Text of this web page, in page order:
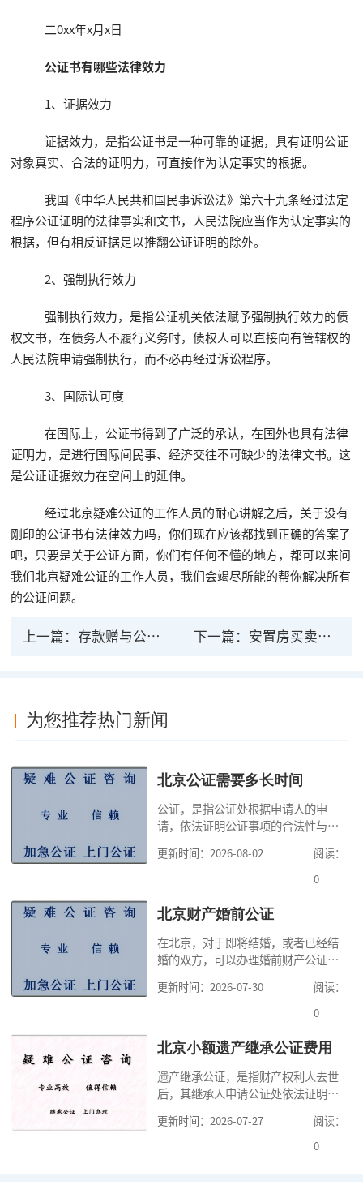
二0xx年x月x日
公证书有哪些法律效力
1、证据效力
证据效力，是指公证书是一种可靠的证据，具有证明公证
对象真实、合法的证明力，可直接作为认定事实的根据。
我国《中华人民共和国民事诉讼法》第六十九条经过法定
程序公证证明的法律事实和文书，人民法院应当作为认定事实的
根据，但有相反证据足以推翻公证证明的除外。
2、强制执行效力
强制执行效力，是指公证机关依法赋予强制执行效力的债
权文书，在债务人不履行义务时，债权人可以直接向有管辖权的
人民法院申请强制执行，而不必再经过诉讼程序。
3、国际认可度
在国际上，公证书得到了广泛的承认，在国外也具有法律
证明力，是进行国际间民事、经济交往不可缺少的法律文书。这
是公证证据效力在空间上的延伸。
经过北京疑难公证的工作人员的耐心讲解之后，关于没有
刚印的公证书有法律效力吗，你们现在应该都找到正确的答案了
吧，只要是关于公证方面，你们有任何不懂的地方，都可以来问
我们北京疑难公证的工作人员，我们会竭尽所能的帮你解决所有
的公证问题。
上一篇：存款赠与公证有法律意义吗？ 下一篇： 安置房买卖公证有法律保护吗 安置房可以过户吗
为您推荐热门新闻
北京公证需要多长时间
公证，是指公证处根据申请人的申
请，依法证明公证事项的合法性与真
高公证事项的效力，固定证据，但是
很多人不知道在北京办理公证需要多
家，办理公证的时候除了需要按照公
道北京公证需要什么材料,北京公证需
要多少钱？北京公
更新时间：2026-08-02
阅读：
0
北京财产婚前公证
在北京，对于即将结婚，或者已经结
婚的双方，可以办理婚前财产公证，
式，可以避免个人财产引发的纠纷，
但是，在北京办理婚前财产公证，除
料外，公证咨询告诉大家，我们有必
京婚前财产公证机构？了解这些不仅
有利于我们根
更新时间：2026-07-30
阅读：
0
北京小额遗产继承公证费用
遗产继承公证，是指财产权利人去世
后，其继承人申请公证处依法证明继
的证明活动。通过公证，继承人可以
拿着享有继承权的公证书办理遗产过
更新时间：2026-07-27
阅读：
0